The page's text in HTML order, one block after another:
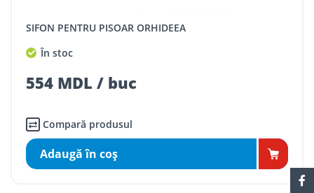
SIFON PENTRU PISOAR ORHIDEEA
În stoc
554 MDL / buc
Compară produsul
Adaugă în coş